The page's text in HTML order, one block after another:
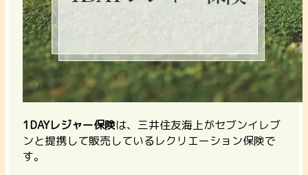
1DAYレジャー保険は、三井住友海上がセブンイレブ
ンと提携して販売しているレクリエーション保険で
す。